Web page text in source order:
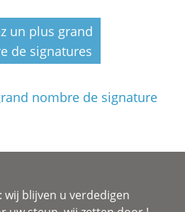
un plus grand
de signatures
nombre de signature
wij blijven u verdedigen